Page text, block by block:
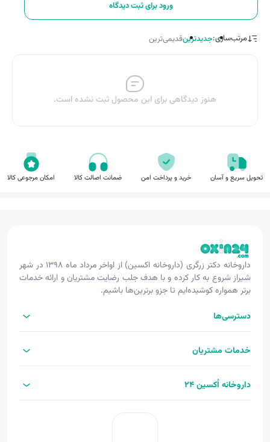
ورود برای ثبت دیدگاه
مرتب‌سازی:جدیدترینقدیمی‌ترین
هنوز دیدگاهی برای این محصول ثبت نشده است.
تحویل سریع و آسان خرید و پرداخت امن ضمانت اصالت کالا امکان مرجوعی کالا
داروخانه دکتر زرگری (داروخانه اکسین) از اواخر مرداد ماه ۱۳۹۸ در شهر
شیراز شروع به کار کرده و با هدف جلب رضایت مشتریان و ارائه خدمات
برتر همواره کوشیده‌ایم تا جزو برترین‌ها باشیم.
دسترسی‌ها
خدمات مشتریان
داروخانه اُکسین 24